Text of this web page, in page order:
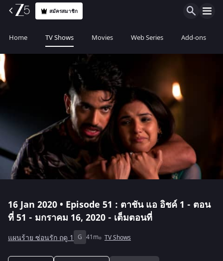
สมัครสมาชิก
Home TV Shows Movies Web Series Add-ons
16 Jan 2020 • Episode 51 : ตาชัน แอ อิชค์ 1 - ตอน
ที่ 51 - มกราคม 16, 2020 - เต็มตอนที่
แผนร้าย ซ่อนรัก ฤดู 1 G 41m TV Shows